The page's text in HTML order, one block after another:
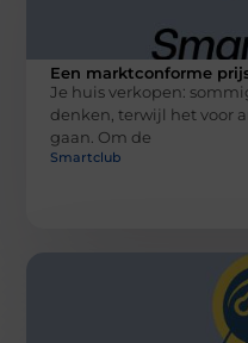
Een marktconforme
Je huis verkopen:
denken, terwijl het voor
gaan. Om de
Smartclub